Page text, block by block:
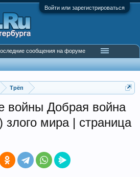
Войти или зарегистрироваться
Трёп
войны Добрая война
мира | страница
сообщения на форуме